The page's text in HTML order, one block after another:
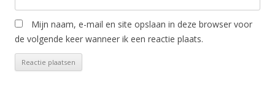
Mijn naam, e-mail en site opslaan in deze browser voor
de volgende keer wanneer ik een reactie plaats.